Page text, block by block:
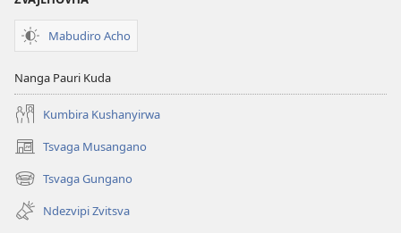
Mabudiro Acho
Nanga Pauri Kuda
Kumbira Kushanyirwa
Tsvaga Musangano
(opens
new
window)
Tsvaga Gungano
(opens
new
window)
Ndezvipi Zvitsva